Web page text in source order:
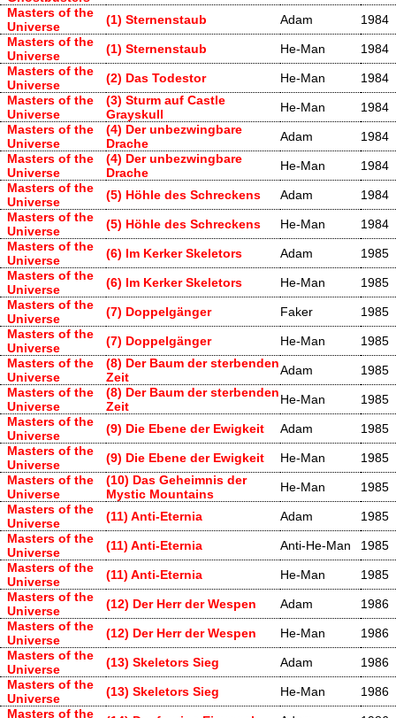
Masters of the
Universe
(1) Sternenstaub Adam
1984
Masters of the
Universe
(1) Sternenstaub He-Man
1984
Masters of the
Universe
(2) Das Todestor He-Man
1984
Masters of the
Universe
(3) Sturm auf Castle
Grayskull
He-Man
1984
Masters of the
Universe
(4) Der unbezwingbare
Drache
Adam
1984
Masters of the
Universe
(4) Der unbezwingbare
Drache
He-Man
1984
Masters of the
Universe
(5) Höhle des Schreckens Adam
1984
Masters of the
Universe
(5) Höhle des Schreckens He-Man
1984
Masters of the
Universe
(6) Im Kerker Skeletors Adam
1985
Masters of the
Universe
(6) Im Kerker Skeletors He-Man
1985
Masters of the
Universe
(7) Doppelgänger Faker
1985
Masters of the
Universe
(7) Doppelgänger He-Man
1985
Masters of the
Universe
(8) Der Baum der sterbenden
Zeit
Adam
1985
Masters of the
Universe
(8) Der Baum der sterbenden
Zeit
He-Man
1985
Masters of the
Universe
(9) Die Ebene der Ewigkeit Adam
1985
Masters of the
Universe
(9) Die Ebene der Ewigkeit He-Man
1985
Masters of the
Universe
(10) Das Geheimnis der
Mystic Mountains
He-Man
1985
Masters of the
Universe
(11) Anti-Eternia Adam
1985
Masters of the
Universe
(11) Anti-Eternia Anti-He-Man
1985
Masters of the
Universe
(11) Anti-Eternia He-Man
1985
Masters of the
Universe
(12) Der Herr der Wespen Adam
1986
Masters of the
Universe
(12) Der Herr der Wespen He-Man
1986
Masters of the
Universe
(13) Skeletors Sieg Adam
1986
Masters of the
Universe
(13) Skeletors Sieg He-Man
1986
Masters of the